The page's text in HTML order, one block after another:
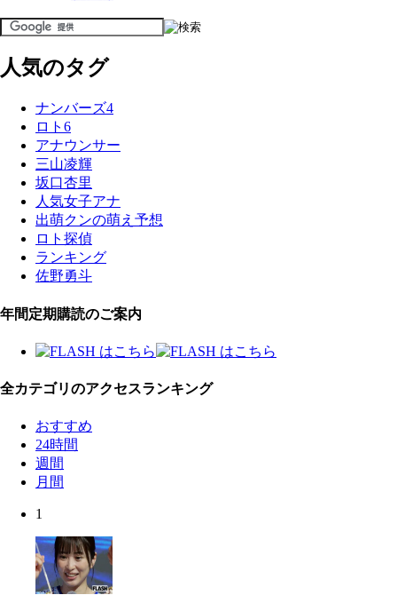
人気のタグ
ナンバーズ4
ロト6
アナウンサー
三山凌輝
坂口杏里
人気女子アナ
出萌クンの萌え予想
ロト探偵
ランキング
佐野勇斗
年間定期購読のご案内
全カテゴリのアクセスランキング
おすすめ
24時間
週間
月間
1